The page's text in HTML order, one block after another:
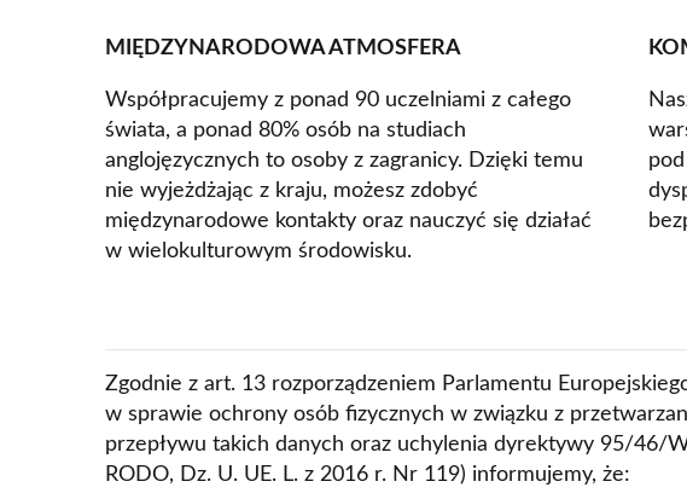
MIĘDZYNARODOWA ATMOSFERA
Współpracujemy z ponad 90 uczelniami z całego
świata, a ponad 80% osób na studiach
anglojęzycznych to osoby z zagranicy. Dzięki temu
nie wyjeżdżając z kraju, możesz zdobyć
międzynarodowe kontakty oraz nauczyć się działać
w wielokulturowym środowisku.
Zgodnie z art. 13 rozporządzeniem Parlamentu
w sprawie ochrony osób fizycznych w związku z
przepływu takich danych oraz uchylenia dyrektywy 95/46/
RODO, Dz. U. UE. L. z 2016 r. Nr 119) informujemy, że: